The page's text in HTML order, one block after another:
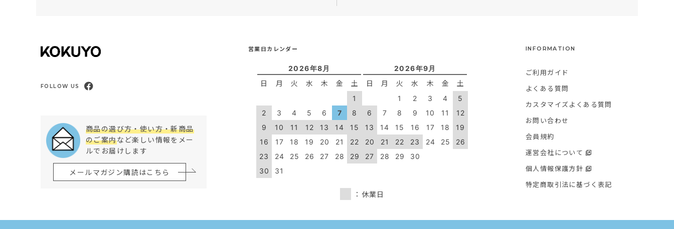
FOLLOW US
商品の選び方・使い方・新商品
のご案内など楽しい情報をメー
ルでお届けします
メールマガジン購読はこちら
営業日カレンダー
2026年8月
日 月 火 水 木 金 土
1
2
3 4 5 6 7
8
9
10 11 12 13 14
15
16
17 18 19 20 21
22
23
24 25 26 27 28
29
30
31
2026年9月
日 月 火 水 木 金 土
1 2 3 4
5
6
7 8 9 10 11
12
13
14 15 16 17 18
19
20
21 22 23 24 25
26
27
28 29 30
：休業日
INFORMATION
ご利用ガイド
よくある質問
カスタマイズよくある質問
お問い合わせ
会員規約
運営会社について
個人情報保護方針
特定商取引法に基づく表記